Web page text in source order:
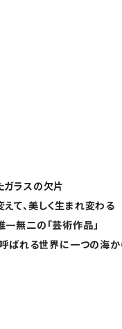
ガラスの欠片
て、美しく生まれ変わる
無二の「芸術作品」
呼ばれる世界に一つの海か